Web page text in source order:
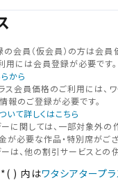
ールを確認する
ぶ
ライト会員もあります。
・変更する
選ぶ
会員（仮会員）の⽅は会員
⽤には会員登録が必要です。
から
ス会員価格のご利用には、ワ
報のご登録が必要です。
いて詳しくはこちら
に関しては、一部対象外の
が必要な作品・特別席がござ
は、他の割引サービスとの
*( ) 内はワタシアタープ
劇場を変更しますか？
、STEP2以降で選択いた
されます。
ける
上映日を変更しますか？
と、STEP3以降で選択い
除されます。
ける